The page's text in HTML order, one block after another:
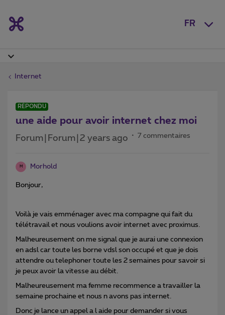
FR
Internet
RÉPONDU
une aide pour avoir internet chez moi
Forum|Forum|2 years ago 7 commentaires
M Morhold
Bonjour,
Voilà je vais emménager avec ma compagne qui fait du
télétravail et nous voulions avoir internet avec proximus.
Malheureusement on me signal que je aurai une connexion
en adsl car toute les borne vdsl son occupé et que je dois
attendre ou telephoner toute les 2 semaines pour savoir si
je peux avoir la vitesse au débit.
Malheureusement ma femme recommence a travailler la
semaine prochaine et nous n avons pas internet.
Donc je lance un appel a l aide pour demander si vous